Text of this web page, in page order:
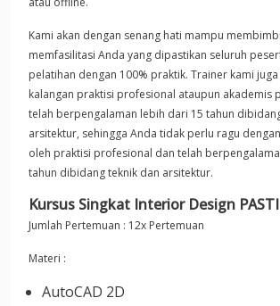
Kami akan dengan senang hati mampu
memfasilitasi Anda yang dipastikan seluruh
pelatihan dengan 100% praktik. Trainer kami
kalangan praktisi profesional ataupun akademis
telah berpengalaman lebih dari 15 tahun
arsitektur, sehingga Anda tidak perlu ragu
oleh praktisi profesional dan telah
tahun dibidang teknik dan arsitektur.
Kursus Singkat Interior Design PASTI
Jumlah Pertemuan : 12x Pertemuan
Materi :
AutoCAD 2D